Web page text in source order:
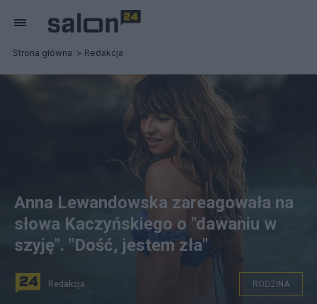
Strona główna Redakcja
Anna Lewandowska zareagowała na
słowa Kaczyńskiego o "dawaniu w
szyję". "Dość, jestem zła"
Redakcja RODZINA